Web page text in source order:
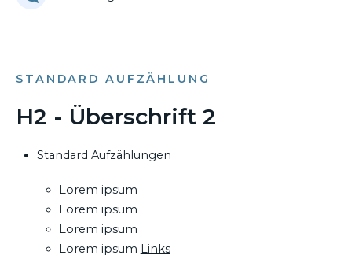
STANDARD AUFZÄHLUNG
H2 - Überschrift 2
Standard Aufzählungen
Lorem ipsum
Lorem ipsum
Lorem ipsum
Lorem ipsum Links